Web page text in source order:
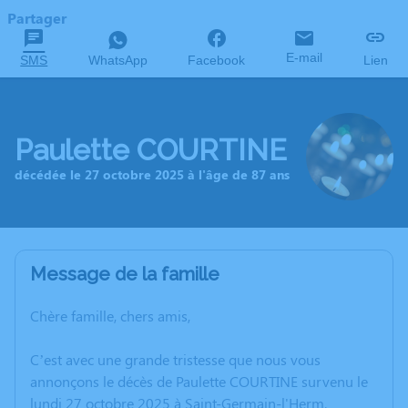
Partager
SMS WhatsApp Facebook E-mail Lien
Paulette COURTINE
décédée le 27 octobre 2025 à l'âge de 87 ans
Message de la famille
Chère famille, chers amis,
C’est avec une grande tristesse que nous vous
annonçons le décès de Paulette COURTINE survenu le
lundi 27 octobre 2025 à Saint-Germain-l'Herm.